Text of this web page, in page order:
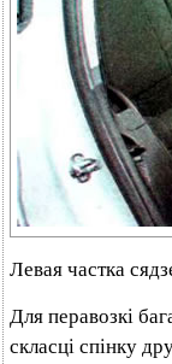
Левая частка
Для перавозкі
скласці спінку